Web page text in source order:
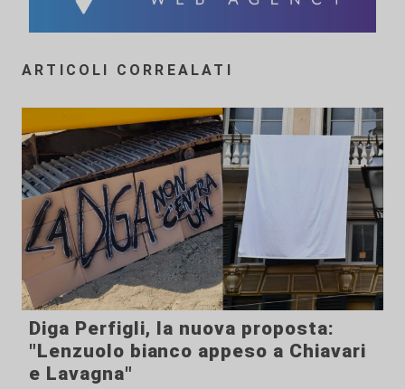
ARTICOLI CORREALATI
Diga Perfigli, la nuova proposta:
"Lenzuolo bianco appeso a Chiavari
e Lavagna"